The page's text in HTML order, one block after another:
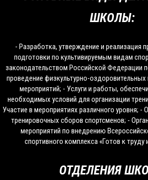
ШКОЛЫ:
- Разработка, утверждение и реализация
подготовки по культивируемым видам
законодательством Российской Федерации
проведение физкультурно-
мероприятий; - Услуги и работы,
необходимых условий для организации
Участие в мероприятиях различного уровня; -
тренировочных сборов спортсменов; -
мероприятий по внедрению
спортивного комплекса «Готов к
ОТДЕЛЕНИЯ